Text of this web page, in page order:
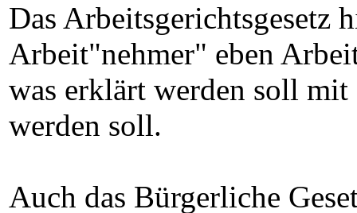
Das
Arbeit"nehmer" eben
was erklärt werden soll
werden soll.
Auch das Bürgerliche